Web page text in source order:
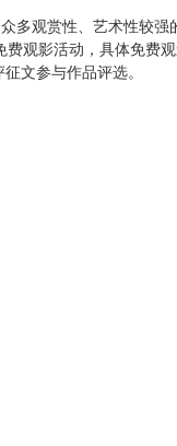
观赏性、艺术性较强
观影活动，具体免费
文参与作品评选。